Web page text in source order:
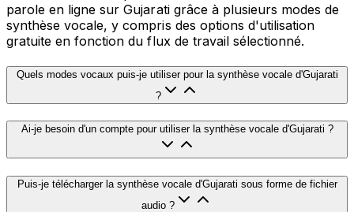
parole en ligne sur Gujarati grâce à plusieurs modes de
synthèse vocale, y compris des options d'utilisation
gratuite en fonction du flux de travail sélectionné.
Quels modes vocaux puis-je utiliser pour la synthèse vocale d'Gujarati
?
Ai-je besoin d'un compte pour utiliser la synthèse vocale d'Gujarati ?
Puis-je télécharger la synthèse vocale d'Gujarati sous forme de fichier
audio ?